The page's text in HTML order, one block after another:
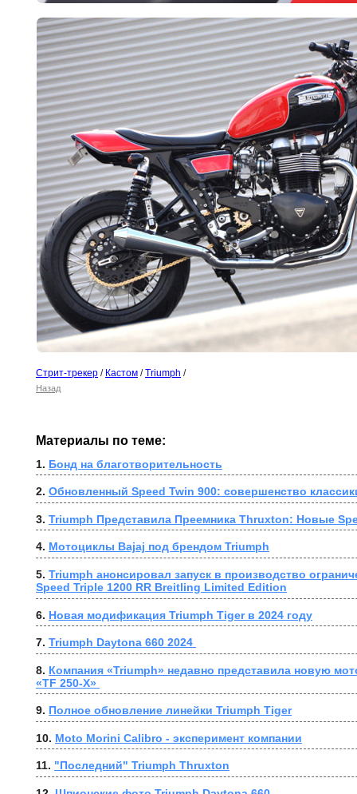
Стрит-трекер / Кастом /Triumph /
Назад
Материалы по теме:
1. Бонд на благотворительность
2. Обновленный Speed Twin 900: совершенство
3. Triumph Представила Преемника Thruxton: Новые
4. Мотоциклы Bajaj под брендом Triumph
5. Triumph анонсировал запуск в производство
Speed Triple 1200 RR Breitling Limited Edition
6. Новая модификация Triumph Tiger в 2024 году
7. Triumph Daytona 660 2024
8. Компания «Triumph» недавно представила новую
«TF 250-X»
9. Полное обновление линейки Triumph Tiger
10. Moto Morini Calibro - эксперимент компании
11. "Последний" Triumph Thruxton